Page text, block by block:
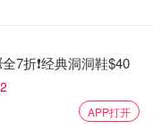
7折❗经典洞洞鞋$40
APP打开